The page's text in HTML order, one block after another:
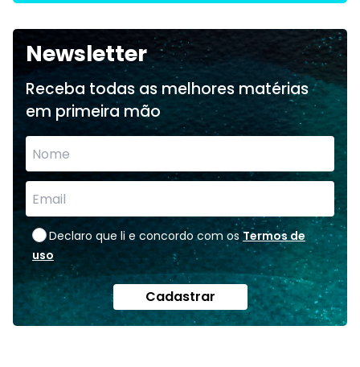
Newsletter
Receba todas as melhores matérias
em primeira mão
Declaro que li e concordo com os Termos de
uso
Cadastrar